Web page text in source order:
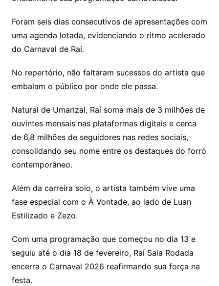
Foram seis dias consecutivos de apresentações com
uma agenda lotada, evidenciando o ritmo acelerado
do Carnaval de Raí.
No repertório, não faltaram sucessos do artista que
embalam o público por onde ele passa.
Natural de Umarizal, Raí soma mais de 3 milhões de
ouvintes mensais nas plataformas digitais e cerca
de 6,8 milhões de seguidores nas redes sociais,
consolidando seu nome entre os destaques do forró
contemporâneo.
Além da carreira solo, o artista também vive uma
fase especial com o À Vontade, ao lado de Luan
Estilizado e Zezo.
Com uma programação que começou no dia 13 e
seguiu até o dia 18 de fevereiro, Raí Saia Rodada
encerra o Carnaval 2026 reafirmando sua força na
festa.